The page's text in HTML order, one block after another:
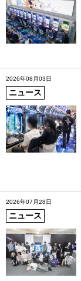
2026年08月03日
ニュース
2026年07月28日
ニュース